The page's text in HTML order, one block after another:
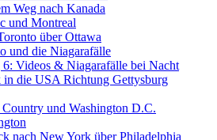
Weg nach Kanada
und Montreal
über Ottawa
und die Niagarafälle
6: Videos & Niagarafälle bei Nacht
in die USA Richtung Gettysburg
und Washington D.C.
nach New York über Philadelphia